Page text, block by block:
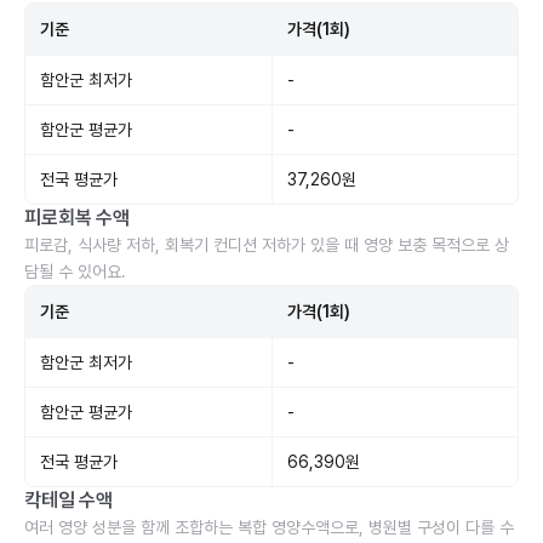
기준 가격(1회)
함안군 최저가 -
함안군 평균가 -
전국 평균가 37,260원
피로회복 수액
피로감, 식사량 저하, 회복기 컨디션 저하가 있을 때 영양 보충 목적으로 상
담될 수 있어요.
기준 가격(1회)
함안군 최저가 -
함안군 평균가 -
전국 평균가 66,390원
칵테일 수액
여러 영양 성분을 함께 조합하는 복합 영양수액으로, 병원별 구성이 다를 수